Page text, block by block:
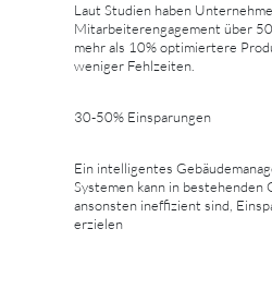
Laut Studien haben
Mitarbeiterengagement über
mehr als 10% optimiertere
weniger Fehlzeiten.
30-50% Einsparungen
Ein intelligentes
Systemen kann in bestehenden
ansonsten ineffizient sind,
erzielen